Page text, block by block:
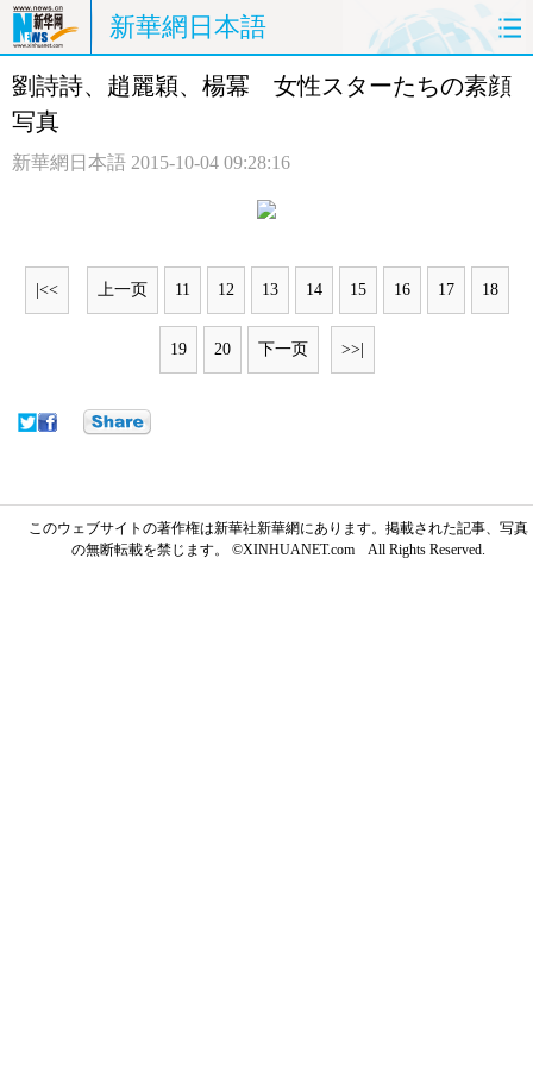
新華網日本語
ホームページ 政治 経済
評論
中日対訳
劉詩詩、趙麗穎、楊冪 女性スターたちの素顔
写真
新華網日本語 2015-10-04 09:28:16
|<< 上一页 11 12 13 14 15 16 17 18
19 20 下一页 >>|
このウェブサイトの著作権は新華社新華網にあります。掲載された記事、写真
の無断転載を禁じます。 ©XINHUANET.com All Rights Reserved.